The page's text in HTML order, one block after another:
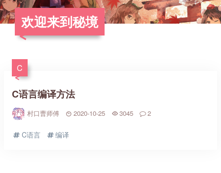
欢迎来到秘境
C
C语言编译方法
村口曹师傅 2020-10-25 3045 2
C语言 编译